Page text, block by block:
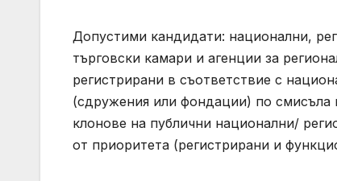
Допустими кандидати: национални,
търговски камари и агенции за
регистрирани в съответствие с
(сдружения или фондации) по смисъла
клонове на публични национални/
от приоритета (регистрирани и